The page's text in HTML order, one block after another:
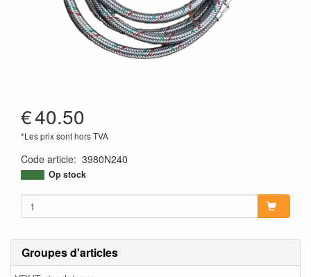
Groupes d'articles
€40.50
*Les prix sont hors TVA
Code article: 3980N240
Op stock